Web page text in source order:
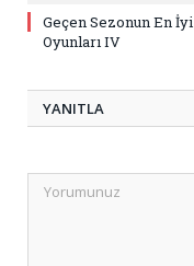
Geçen Sezonun En İyi
Oyunları IV
YANITLA